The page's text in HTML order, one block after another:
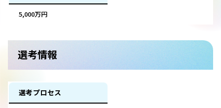
5,000万円
選考情報
選考プロセス